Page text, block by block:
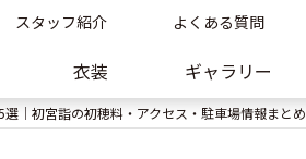
スタッフ紹介 よくある質問
衣装 ギャラリー
選｜初宮詣の初穂料・アクセス・駐車場情報まとめ